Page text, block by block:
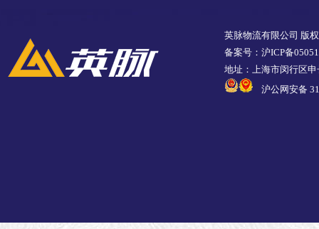
英脉物流有限公司 版
备案号：沪ICP备
地址：上海市闵行区
沪公网安备